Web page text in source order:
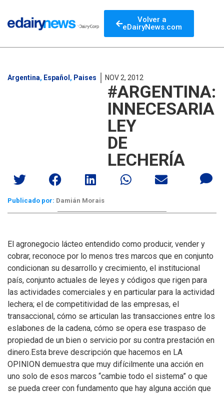
Volver a
eDairyNews.com
Argentina, Español , Paises NOV 2, 2012
#ARGENTINA:
INNECESARIA
LEY
DE
LECHERÍA
Publicado por: Damián Morais
El agronegocio lácteo entendido como producir, vender y
cobrar, reconoce por lo menos tres marcos que en conjunto
condicionan su desarrollo y crecimiento, el institucional
país, conjunto actuales de leyes y códigos que rigen para
las actividades comerciales y en particular para la actividad
lechera; el de competitividad de las empresas, el
transaccional, cómo se articulan las transacciones entre los
eslabones de la cadena, cómo se opera ese traspaso de
propiedad de un bien o servicio por su contra prestación en
dinero.Esta breve descripción que hacemos en LA
OPINION demuestra que muy difícilmente una acción en
uno solo de esos marcos “cambie todo el sistema” o que
se pueda creer con fundamento que hay alguna acción que